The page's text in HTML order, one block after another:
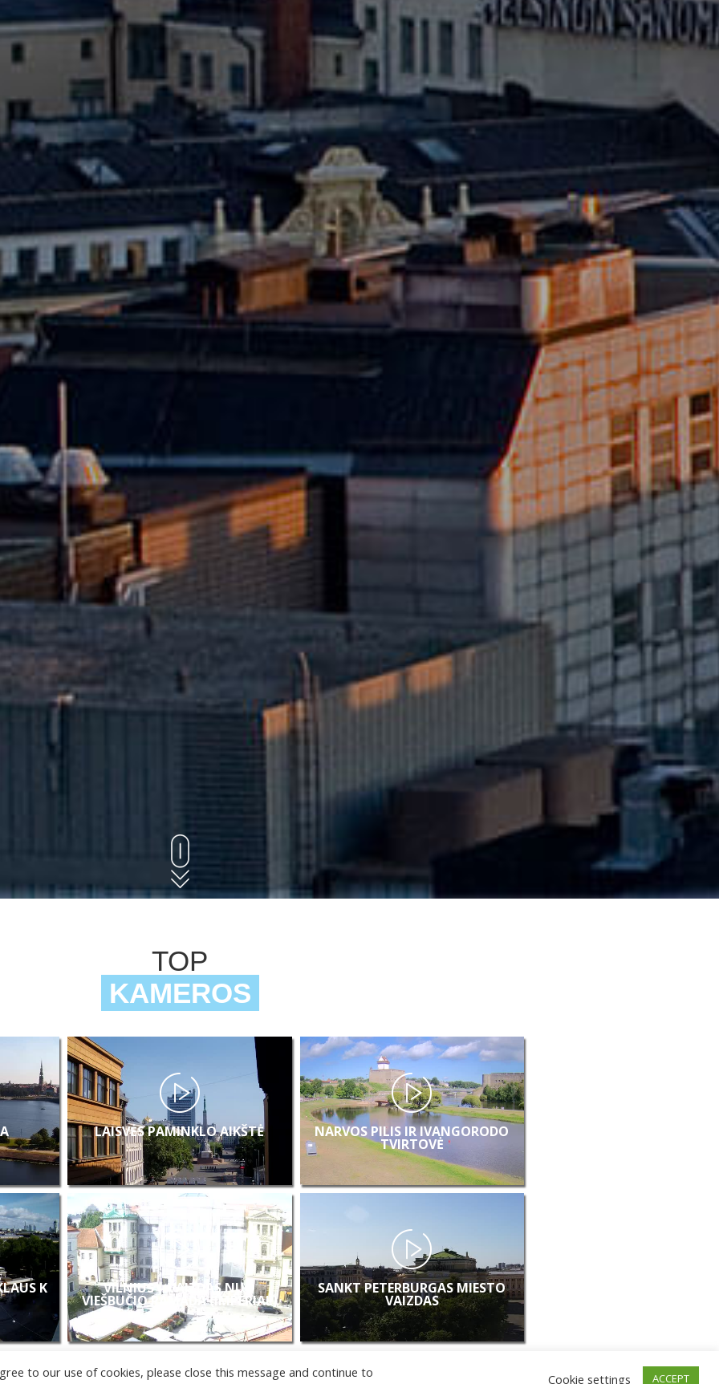
TOP
KAMEROS
LAISVĖS PAMINKLO AIKŠTĖ NARVOS PILIS IR IVANGORODO
TVIRTOVĖ
K VILNIUS – VAIZDAS NUO
VIEŠBUČIO RAMADA (IMPERIAL)
SANKT PETERBURGAS MIESTO
VAIZDAS
to our use of cookies, please close this message and continue to Cookie settings ACCEPT